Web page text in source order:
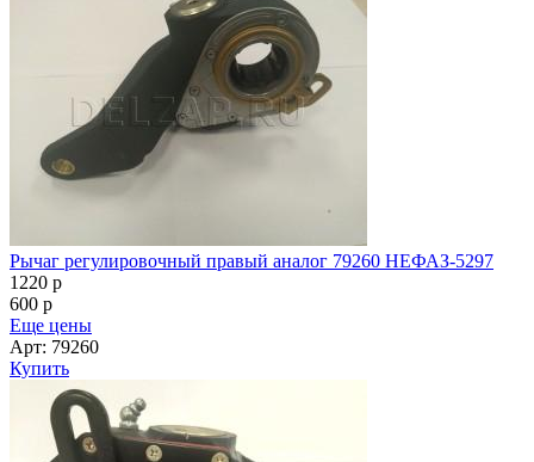
Рычаг регулировочный правый аналог 79260 НЕФАЗ-5297
1220 p
600 p
Еще цены
Арт: 79260
Купить